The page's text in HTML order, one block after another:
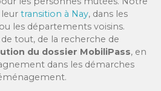
transition à Nay, dans les
les départements voisins.
tout, de la recherche de
du dossier MobiliPass, en
dans les démarches